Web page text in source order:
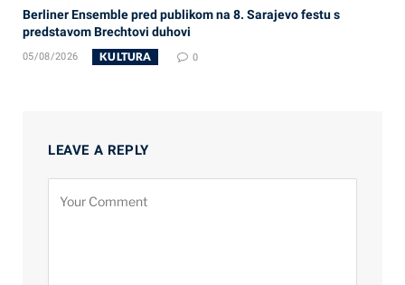
Berliner Ensemble pred publikom na 8. Sarajevo festu s
predstavom Brechtovi duhovi
05/08/2026 KULTURA 0
LEAVE A REPLY